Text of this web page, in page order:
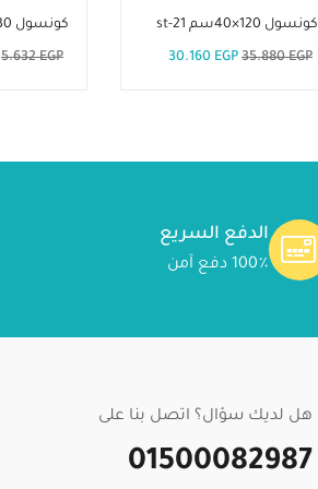
كونسول 120×40سم st-21
35.880EGP
30.160 EGP
كونسول 30×100سم st-34
5.632EGP
الدفع السريع
100٪ دفع آمن
هل لديك سؤال؟ اتصل بنا على
01500082987